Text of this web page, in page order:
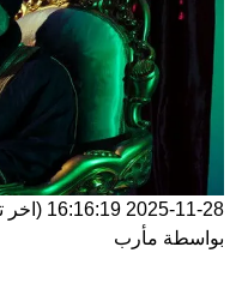
2025-11-28 16:16:19 (اخر
بواسطة مأرب